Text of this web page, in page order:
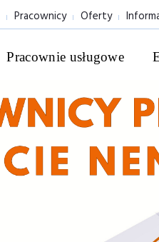
Pracownicy Oferty
Pracownie usługowe